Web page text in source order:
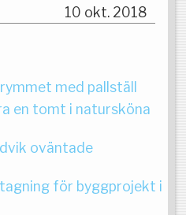
10 okt. 2018
med pallställ
en tomt i natursköna
oväntade
för byggprojekt i